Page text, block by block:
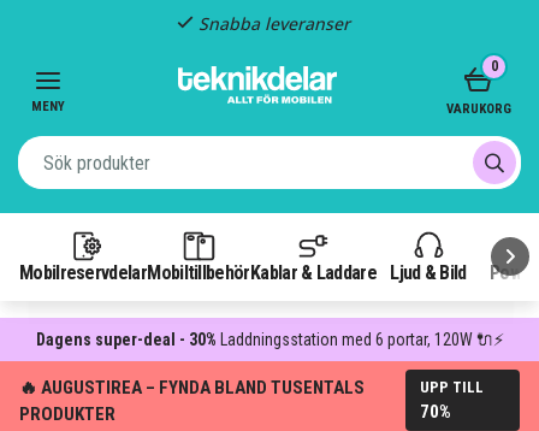
Snabba leveranser
MENY
MobilreservdelarMobiltillbehör Kablar & Laddare Ljud & Bild
0
VARUKORG
Dagens super-deal - 30% Laddningsstation med 6 portar, 120W 🔌⚡
🔥 AUGUSTIREA – FYNDA BLAND TUSENTALS
PRODUKTER
UPP TILL
70%